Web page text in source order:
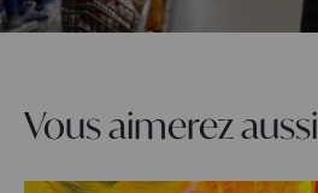
Vous aimerez aussi